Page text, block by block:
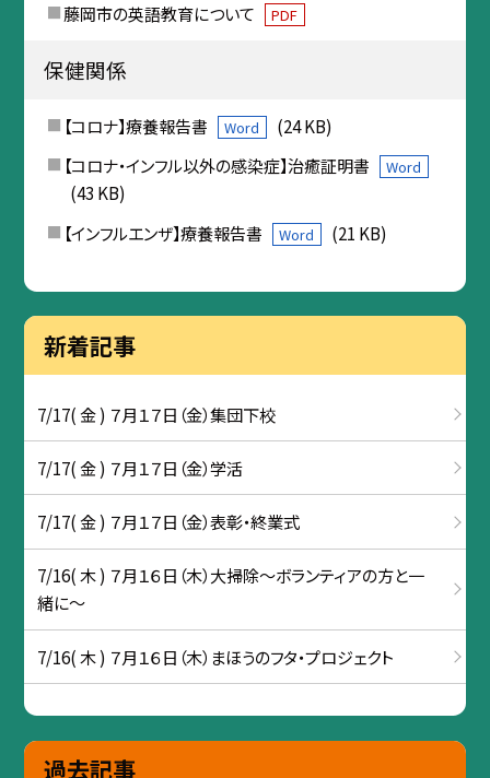
藤岡市の英語教育について
PDF
保健関係
【コロナ】療養報告書 Word
(24 KB)
【コロナ・インフル以外の感染症】治癒証明書
Word
(43 KB)
【インフルエンザ】療養報告書
Word (21 KB)
新着記事
7/17( 金 ) ７月１７日（金）集団下校
7/17( 金 ) ７月１７日（金）学活
7/17( 金 ) ７月１７日（金）表彰・終業式
7/16( 木 ) ７月１６日（木）大掃除～ボランティアの方と一
緒に～
7/16( 木 ) ７月１６日（木）まほうのフタ・プロジェクト
過去記事